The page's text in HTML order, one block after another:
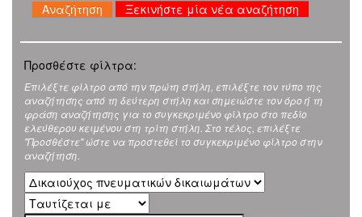
Ξεκινήστε μία νέα αναζήτηση
Προσθέστε φίλτρα:
Επιλέξτε φίλτρο από την πρώτη στήλη, επιλέξτε τον τύπο της
αναζήτησης από τη δεύτερη στήλη και σημειώστε τον όρο ή τη
φράση αναζήτησης για το συγκεκριμένο φίλτρο στο πεδίο
ελεύθερου κειμένου στη τρίτη στήλη. Στο τέλος, επιλέξτε
"Προσθέστε" ώστε να προστεθεί το συγκεκριμένο φίλτρο στην
αναζήτηση.